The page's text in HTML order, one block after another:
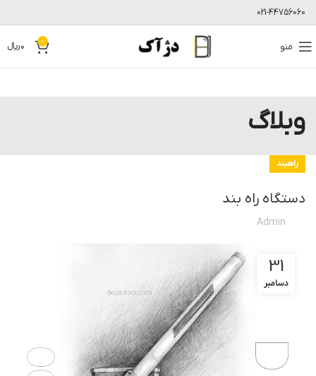
021-44756060
منو 0
0﷼
وبلاگ
راهبند
دستگاه راه بند
Admin
31
دسامبر